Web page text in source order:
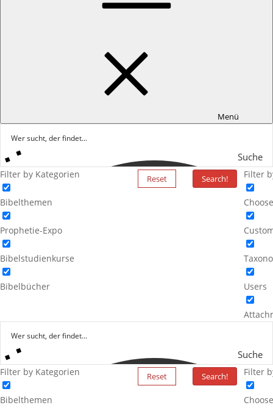
Menü
Suche
Filter by Kategorien
Bibelthemen
Prophetie-Expo
Bibelstudienkurse
Bibelbücher
Reset Search! Filter
Users
Suche
Filter by Kategorien
Bibelthemen
Reset Search! Filter